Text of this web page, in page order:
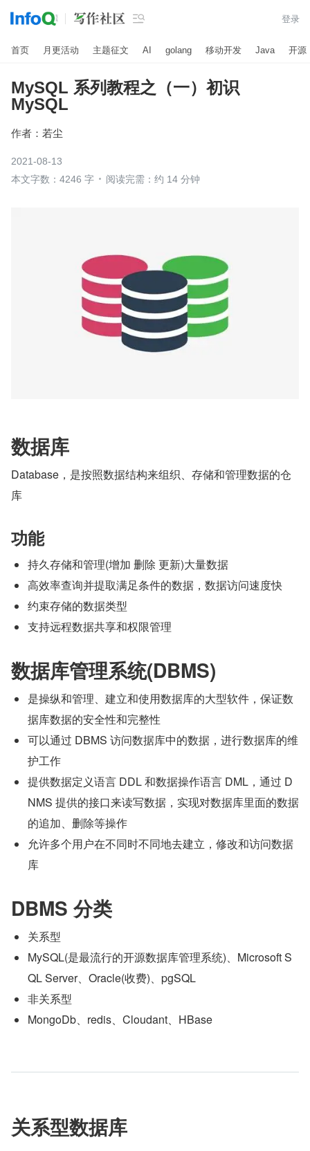
 登录
首页 月更活动 主题征文 AI golang 移动开发 Java 开源
MySQL 系列教程之（一）初识
MySQL
作者： 若尘
2021-08-13
本文字数：4246 字
阅读完需：约 14 分钟
数据库
Database，是按照数据结构来组织、存储和管理数据的仓
库
功能
持久存储和管理(增加 删除 更新)大量数据
高效率查询并提取满足条件的数据，数据访问速度快
约束存储的数据类型
支持远程数据共享和权限管理
数据库管理系统(DBMS)
是操纵和管理、建立和使用数据库的大型软件，保证数
据库数据的安全性和完整性
可以通过 DBMS 访问数据库中的数据，进行数据库的维
护工作
提供数据定义语言 DDL 和数据操作语言 DML，通过 D
NMS 提供的接口来读写数据，实现对数据库里面的数据
的追加、删除等操作
允许多个用户在不同时不同地去建立，修改和访问数据
库
DBMS 分类
关系型
MySQL(是最流行的开源数据库管理系统)、Microsoft S
QL Server、Oracle(收费)、pgSQL
非关系型
MongoDb、redis、Cloudant、HBase
关系型数据库